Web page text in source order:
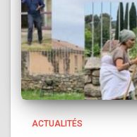
ACTUALITÉS